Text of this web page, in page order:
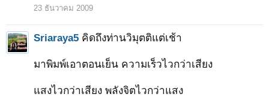
23 ธันวาคม 2009
Sriaraya5 คิดถึงท่านวิมุตติแต่เช้า
มาพิมพ์เอาตอนเย็น ความเร็วไวกว่าเสียง
แสงไวกว่าเสียง พลังจิตไวกว่าแสง